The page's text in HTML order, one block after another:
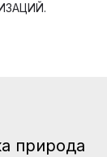
природа